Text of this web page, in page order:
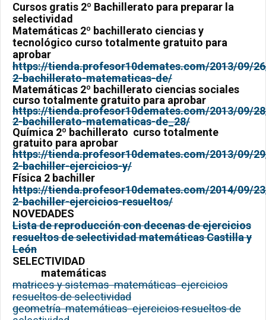
Cursos gratis 2º Bachillerato para preparar la
selectividad
Matemáticas 2º bachillerato ciencias y
tecnológico curso totalmente gratuito para
aprobar
https://tienda.profesor10demates.com/2013/09/
2-bachillerato-matematicas-de/
Matemáticas 2º bachillerato ciencias sociales
curso totalmente gratuito para aprobar
https://tienda.profesor10demates.com/2013/09/
2-bachillerato-matematicas-de_28/
Química 2º bachillerato curso totalmente
gratuito para aprobar
https://tienda.profesor10demates.com/2013/09/
2-bachiller-ejercicios-y/
Física 2 bachiller
https://tienda.profesor10demates.com/2014/09/
2-bachiller-ejercicios-resueltos/
NOVEDADES
Lista de reproducción con decenas de ejercicios
resueltos de selectividad matemáticas Castilla y
León
SELECTIVIDAD
matemáticas
matrices y sistemas matemáticas ejercicios
resueltos de selectividad
geometría matemáticas ejercicios resueltos de